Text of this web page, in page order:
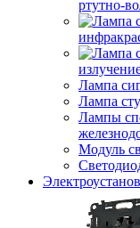
ртутно-
Лампа
Лампа
Лампы
Модуль